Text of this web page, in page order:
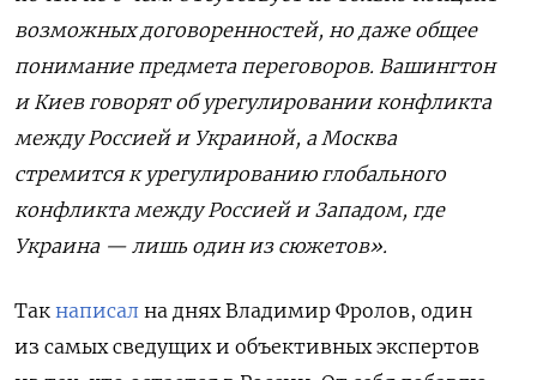
возможных договоренностей, но даже общее
понимание предмета переговоров. Вашингтон
и Киев говорят об урегулировании конфликта
между Россией и Украиной, а Москва
стремится к урегулированию глобального
конфликта между Россией и Западом, где
Украина — лишь один из сюжетов».
Так написал на днях Владимир Фролов, один
из самых сведущих и объективных экспертов